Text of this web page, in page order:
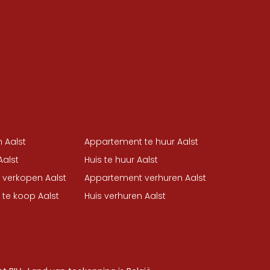
Aalst
Aalst
koop Aalst
Appartement te huur Aalst
Huis te huur Aalst
Appartement verhuren Aalst
Huis verhuren Aalst